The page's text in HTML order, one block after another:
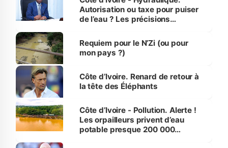
Autorisation ou taxe pour puiser
de l’eau ? Les précisions
Requiem pour le N’Zi (ou pour
mon pays ?)
Côte d’Ivoire. Renard de retour à
la tête des Éléphants
Côte d’Ivoire - Pollution. Alerte !
Les orpailleurs privent d’eau
potable presque 200 000